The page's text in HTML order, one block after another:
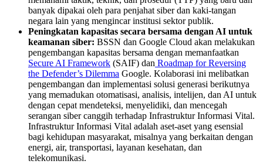
banyak dipakai oleh para penjahat siber dan kaki-tangan
negara lain yang mengincar institusi sektor publik.
Peningkatan kapasitas secara bersama dengan AI untuk
keamanan siber: BSSN dan Google Cloud akan melakukan
pengembangan kapasitas bersama dengan memanfaatkan
Secure AI Framework (SAIF) dan Roadmap for Reversing
the Defender’s Dilemma Google. Kolaborasi ini melibatkan
pengembangan dan implementasi solusi generasi berikutnya
yang memadukan otomatisasi, analisis, intelijen, dan AI untuk
dengan cepat mendeteksi, menyelidiki, dan mencegah
serangan siber canggih terhadap Infrastruktur Informasi Vital.
Infrastruktur Informasi Vital adalah aset-aset yang esensial
bagi kehidupan masyarakat, misalnya yang berkaitan dengan
energi, air, transportasi, layanan kesehatan, dan
telekomunikasi.